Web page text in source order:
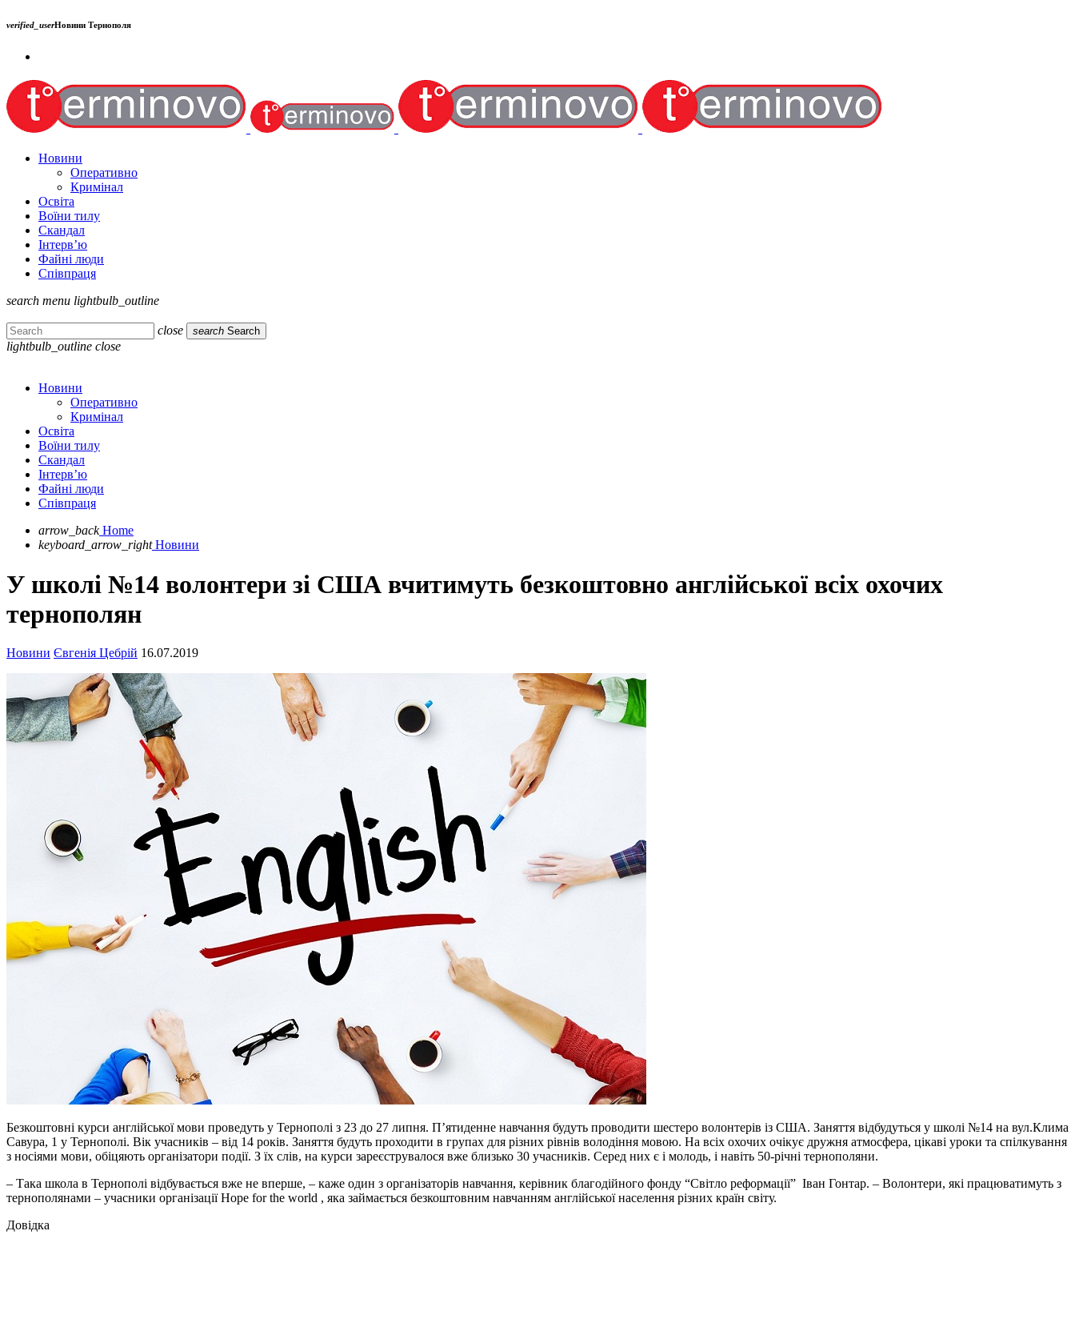
verified_userНовини Тернополя
Новини
Оперативно
Кримінал
Освіта
Воїни тилу
Скандал
Інтерв’ю
Файні люди
Співпраця
search menu lightbulb_outline
close search Search
lightbulb_outline close
Новини
Оперативно
Кримінал
Освіта
Воїни тилу
Скандал
Інтерв’ю
Файні люди
Співпраця
arrow_back Home
keyboard_arrow_right Новини
У школі №14 волонтери зі США вчитимуть безкоштовно англійської всіх охочих
тернополян
Новини Євгенія Цебрій 16.07.2019
Безкоштовні курси англійської мови проведуть у Тернополі з 23 до 27 липня. П’ятиденне навчання будуть проводити шестеро волонтерів із США. Заняття відбудуться у школі №14 на вул.Клима
Савура, 1 у Тернополі. Вік учасників – від 14 років. Заняття будуть проходити в групах для різних рівнів володіння мовою. На всіх охочих очікує дружня атмосфера, цікаві уроки та спілкування
з носіями мови, обіцяють організатори події. З їх слів, на курси зареєструвалося вже близько 30 учасників. Серед них є і молодь, і навіть 50-річні тернополяни.
– Така школа в Тернополі відбувається вже не вперше, – каже один з організаторів навчання, керівник благодійного фонду “Світло реформації” Іван Гонтар. – Волонтери, які працюватимуть з
тернополянами – учасники організації Hope for the world , яка займається безкоштовним навчанням англійської населення різних країн світу.
Довідка